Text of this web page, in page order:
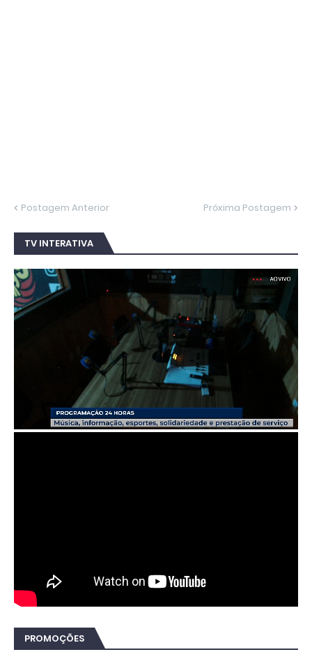
Postagem Anterior Próxima Postagem
TV INTERATIVA
PROMOÇÕES